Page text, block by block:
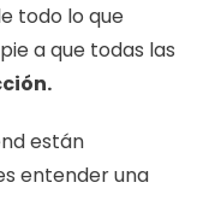
todo lo que
a que todas las
están
entender una